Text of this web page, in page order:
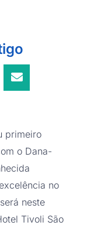
primeiro
o Dana-
no
neste
Tivoli São